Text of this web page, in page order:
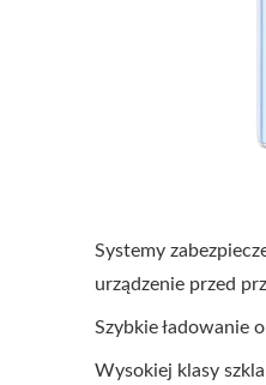
Systemy
urządzenie przed
Szybkie ładowanie
Wysokiej klasy